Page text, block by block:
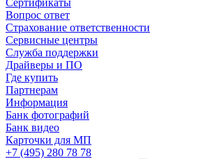
Сертификаты
Вопрос ответ
Страхование ответственности
Сервисные центры
Служба поддержки
Драйверы и ПО
Где купить
Партнерам
Информация
Банк фотографий
Банк видео
Карточки для МП
+7 (495) 280 78 78